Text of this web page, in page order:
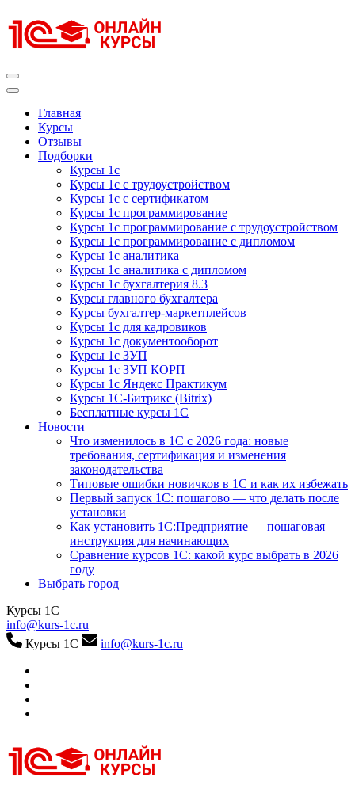
к
содержимому
Главная
Курсы
Отзывы
Подборки
Курсы 1с
Курсы 1с с трудоустройством
Курсы 1с с сертификатом
Курсы 1с программирование
Курсы 1с программирование с трудоустройством
Курсы 1с программирование с дипломом
Курсы 1с аналитика
Курсы 1с аналитика с дипломом
Курсы 1с бухгалтерия 8.3
Курсы главного бухгалтера
Курсы бухгалтер-маркетплейсов
Курсы 1с для кадровиков
Курсы 1с документооборот
Курсы 1с ЗУП
Курсы 1с ЗУП КОРП
Курсы 1с Яндекс Практикум
Курсы 1С-Битрикс (Bitrix)
Бесплатные курсы 1С
Новости
Что изменилось в 1С с 2026 года: новые
требования, сертификация и изменения
законодательства
Типовые ошибки новичков в 1С и как их избежать
Первый запуск 1С: пошагово — что делать после
установки
Как установить 1С:Предприятие — пошаговая
инструкция для начинающих
Сравнение курсов 1С: какой курс выбрать в 2026
году
Выбрать город
Курсы 1С
info@kurs-1c.ru
Курсы 1С
info@kurs-1c.ru